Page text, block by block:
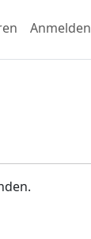
Anmelden